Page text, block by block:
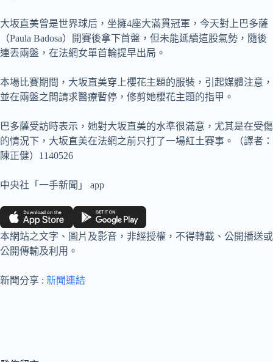
大坂直美曾是世界球后，坐擁4座大滿貫冠軍，今天對上巴多薩
（Paula Badosa）開賽後拿下首盤，但未能延續這股氣勢，隨後
連丟兩盤，在法網女單首輪提早出局。
本場比賽期間，大坂直美穿上櫻花主題的服裝，引起媒體注意，
並在兩盤之間請求醫療暫停，修剪她櫻花主題的指甲。
巴多薩受訪時表示，她對大坂直美的水準很滿意，尤其是在受傷
的情況下，大坂直美在法網之前只打了一場紅土賽事。（譯者：
陳正健）1140526
中央社「一手新聞」 app
本網站之文字、圖片及影音，非經授權，不得轉載、公開播送或
公開傳輸及利用。
新聞分享 : 新聞連結